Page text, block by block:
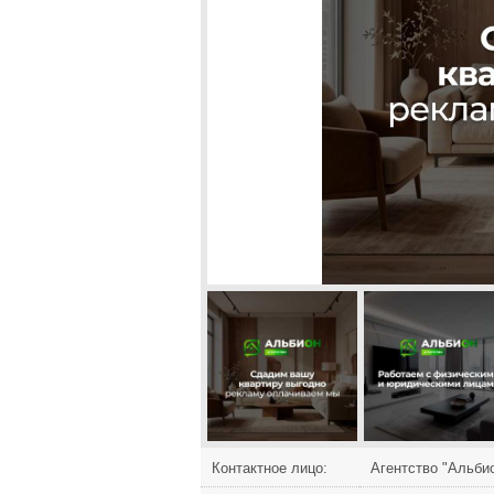
Контактное лицо: Агентство